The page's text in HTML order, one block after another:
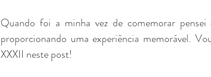
Quando foi a minha vez de comemorar
proporcionando uma experiência memorável.
XXXII neste post!